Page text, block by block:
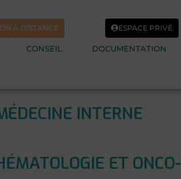
À DISTANCE ESPACE PRIVÉ
CONSEIL DOCUMENTATION
INTERNE
ET ONCO-